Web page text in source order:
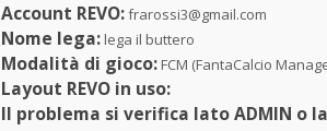
Account REVO:frarossi3@gmail.com
Nome lega: lega il buttero
Modalità di gioco: FCM (FantaCalcio
Layout REVO in uso:
Il problema si verifica lato ADMIN o